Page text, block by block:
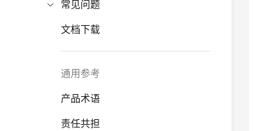
常见问题
文档下载
通用参考
产品术语
责任共担